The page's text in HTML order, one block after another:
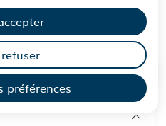
préférences